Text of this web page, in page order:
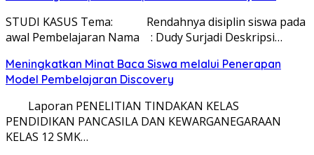
STUDI KASUS Tema: Rendahnya disiplin siswa pada
awal Pembelajaran Nama : Dudy Surjadi Deskripsi…
Meningkatkan Minat Baca Siswa melalui Penerapan
Model Pembelajaran Discovery
Laporan PENELITIAN TINDAKAN KELAS
PENDIDIKAN PANCASILA DAN KEWARGANEGARAAN
KELAS 12 SMK…